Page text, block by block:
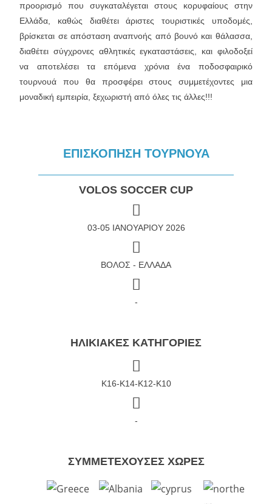
προορισμό που συγκαταλέγεται στους κορυφαίους στην
Ελλάδα, καθώς διαθέτει άριστες τουριστικές υποδομές,
βρίσκεται σε απόσταση αναπνοής από βουνό και θάλασσα,
διαθέτει σύγχρονες αθλητικές εγκαταστάσεις, και φιλοδοξεί
να αποτελέσει τα επόμενα χρόνια ένα ποδοσφαιρικό
τουρνουά που θα προσφέρει στους συμμετέχοντες μια
μοναδική εμπειρία, ξεχωριστή από όλες τις άλλες!!!
ΕΠΙΣΚΟΠΗΣΗ ΤΟΥΡΝΟΥΑ
VOLOS SOCCER CUP
03-05 ΙΑΝΟΥΑΡΙΟΥ 2026
ΒΟΛΟΣ - ΕΛΛΑΔΑ
-
ΗΛΙΚΙΑΚΕΣ ΚΑΤΗΓΟΡΙΕΣ
Κ16-Κ14-Κ12-Κ10
-
ΣΥΜΜΕΤΕΧΟΥΣΕΣ ΧΩΡΕΣ